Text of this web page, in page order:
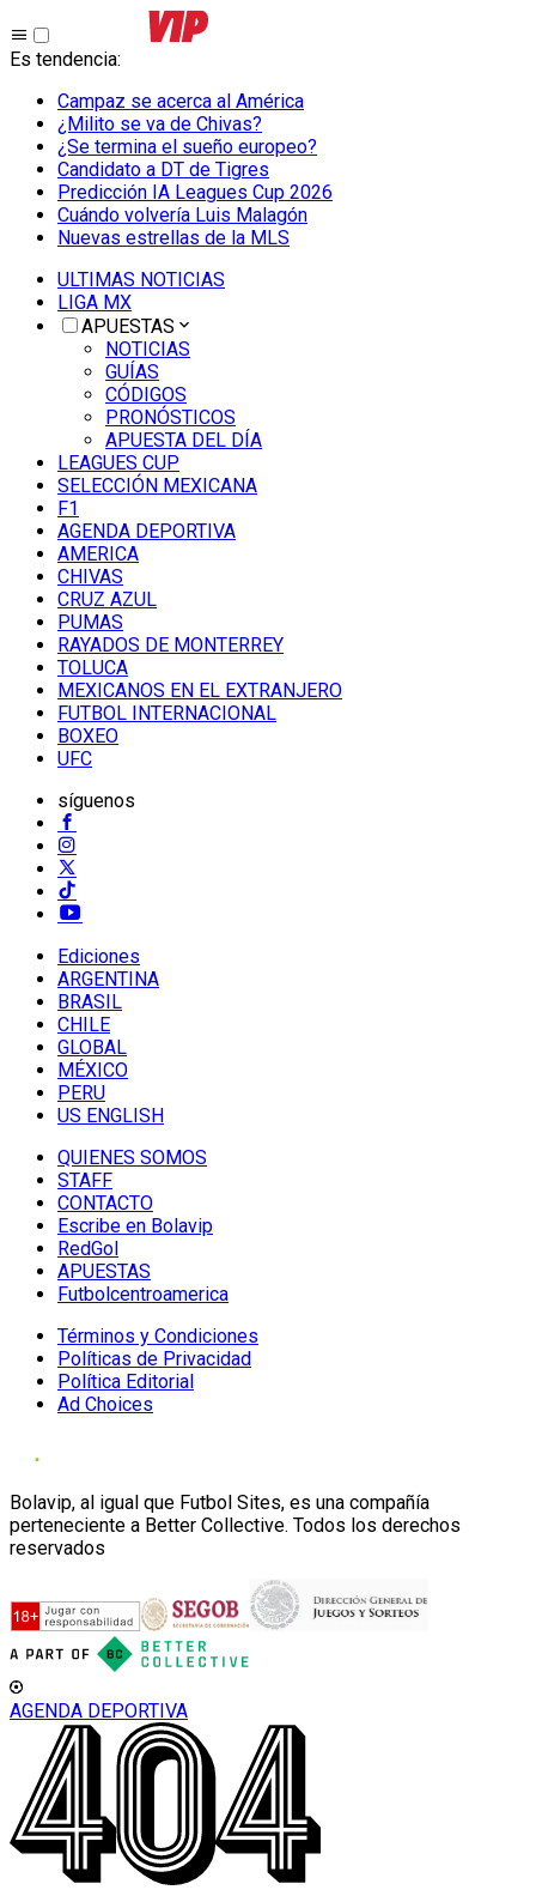
Es tendencia:
Campaz se acerca al América
¿Milito se va de Chivas?
¿Se termina el sueño europeo?
Candidato a DT de Tigres
Predicción IA Leagues Cup 2026
Cuándo volvería Luis Malagón
Nuevas estrellas de la MLS
ULTIMAS NOTICIAS
LIGA MX
APUESTAS
NOTICIAS
GUÍAS
CÓDIGOS
PRONÓSTICOS
APUESTA DEL DÍA
LEAGUES CUP
SELECCIÓN MEXICANA
F1
AGENDA DEPORTIVA
AMERICA
CHIVAS
CRUZ AZUL
PUMAS
RAYADOS DE MONTERREY
TOLUCA
MEXICANOS EN EL EXTRANJERO
FUTBOL INTERNACIONAL
BOXEO
UFC
síguenos
Ediciones
ARGENTINA
BRASIL
CHILE
GLOBAL
MÉXICO
PERU
US ENGLISH
QUIENES SOMOS
STAFF
CONTACTO
Escribe en Bolavip
RedGol
APUESTAS
Futbolcentroamerica
Términos y Condiciones
Políticas de Privacidad
Política Editorial
Ad Choices
Bolavip, al igual que Futbol Sites, es una compañía
perteneciente a Better Collective. Todos los derechos
reservados
AGENDA DEPORTIVA